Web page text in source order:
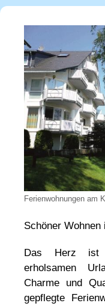
Ferienwohnungen am
Schöner Wohnen
Das Herz ist
erholsamen
Charme und
gepflegte